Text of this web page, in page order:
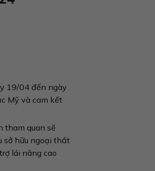
19/04 đến ngày
Mỹ và cam kết
tham quan sẽ
sở hữu ngoại thất
lái nâng cao